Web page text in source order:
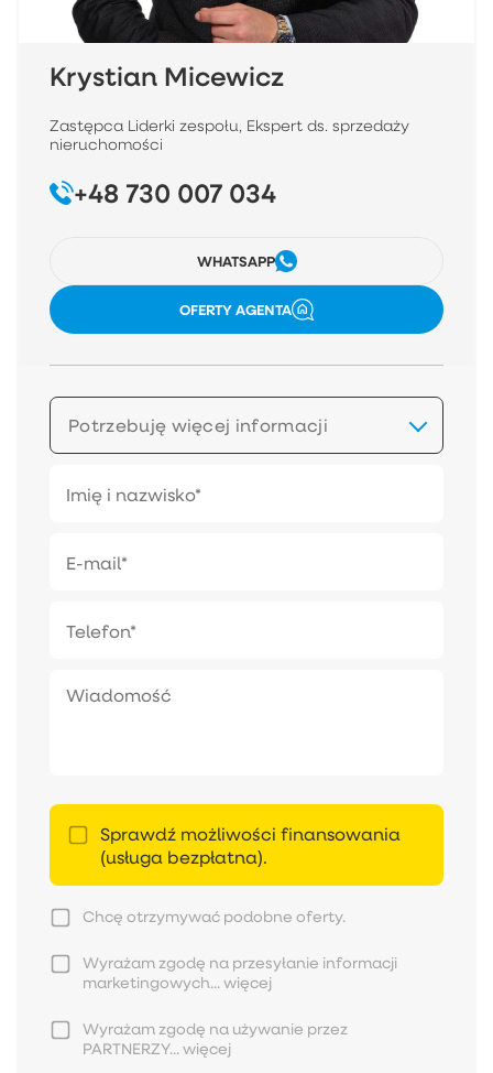
Krystian Micewicz
Zastępca Liderki zespołu, Ekspert ds. sprzedaży
nieruchomości
+48 730 007 034
WHATSAPP
OFERTY AGENTA
Potrzebuję więcej informacji
Sprawdź możliwości finansowania
(usługa bezpłatna).
Chcę otrzymywać podobne oferty.
Wyrażam zgodę na przesyłanie informacji
marketingowych...więcej
Wyrażam zgodę na używanie przez
PARTNERZY...więcej